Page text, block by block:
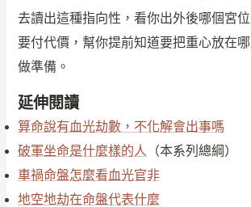
去讀出這種指向性，看你出外後哪個宮
要付代價，幫你提前知道要把重心放在
做準備。
延伸閱讀
算命說有血光劫數，不化解會出事嗎
破軍坐命是什麼樣的人 （本系列總綱）
車禍命盤怎麼看血光官非
地空地劫在命盤代表什麼